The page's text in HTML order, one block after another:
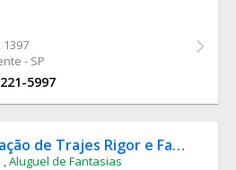
, 1397
- SP
5997
Maison Castelo Locação de Trajes Rigor e Fantasia
,Aluguel de Fantasias